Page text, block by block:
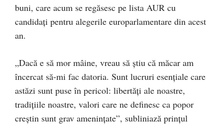
buni, care acum se regăsesc pe lista AUR cu
candidați pentru alegerile europarlamentare din acest
an.
„Dacă e să mor mâine, vreau să știu că măcar am
încercat să-mi fac datoria. Sunt lucruri esențiale care
astăzi sunt puse în pericol: libertăți ale noastre,
tradițiile noastre, valori care ne definesc ca popor
creștin sunt grav amenințate”, subliniază prințul